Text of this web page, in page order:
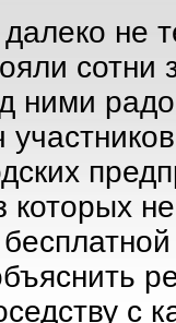
не
ними
которых
с